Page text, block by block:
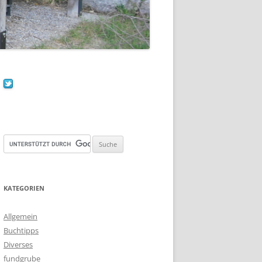
KATEGORIEN
Allgemein
Buchtipps
Diverses
fundgrube